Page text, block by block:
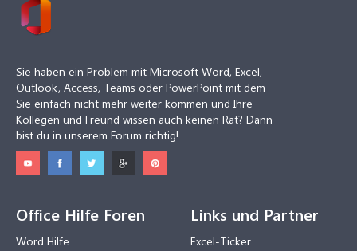
Sie haben ein Problem mit Microsoft Word, Excel,
Outlook, Access, Teams oder PowerPoint mit dem
Sie einfach nicht mehr weiter kommen und Ihre
Kollegen und Freund wissen auch keinen Rat? Dann
bist du in unserem Forum richtig!
Office Hilfe Foren
Word Hilfe
Links und Partner
Excel-Ticker